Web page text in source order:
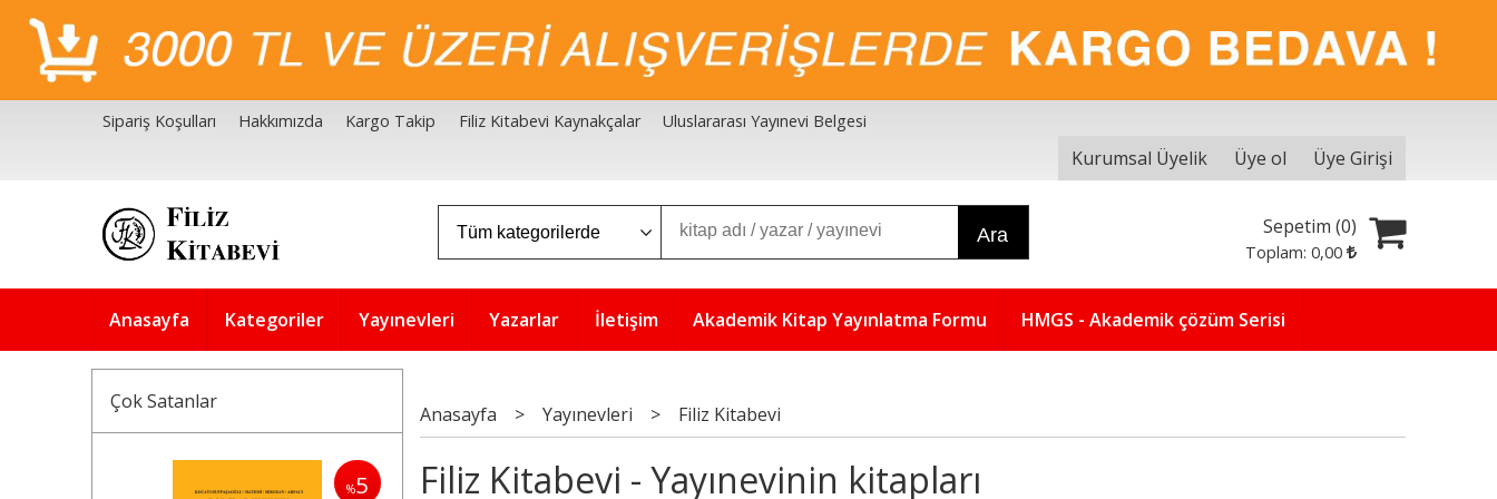
Sipariş Koşulları Hakkımızda Kargo Takip Filiz Kitabevi Kaynakçalar Uluslararası Yayınevi Belgesi
Kurumsal Üyelik Üye ol Üye Girişi
Ara Sepetim (0)
Toplam:0,00
Anasayfa Kategoriler Yayınevleri Yazarlar İletişim Akademik Kitap Yayınlatma Formu HMGS - Akademik çözüm Serisi
Çok Satanlar
%5 %5
Anasayfa > Yayınevleri > Filiz Kitabevi
Filiz Kitabevi - Yayınevinin kitapları